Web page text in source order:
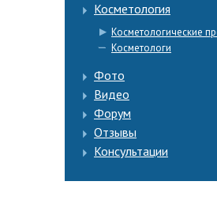
Косметология
Косметологические
Косметологи
Фото
Видео
Форум
Отзывы
Консультации